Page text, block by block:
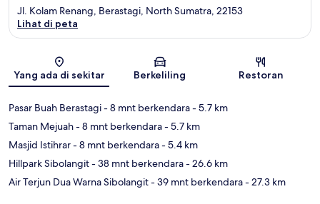
Peta
Jl. Kolam Renang, Berastagi, North Sumatra, 22153
Lihat di peta
Yang ada di sekitar Berkeliling Restoran
Pasar Buah Berastagi- 8 mnt berkendara- 5.7 km
Taman Mejuah- 8 mnt berkendara- 5.7 km
Masjid Istihrar- 8 mnt berkendara- 5.4 km
Hillpark Sibolangit- 38 mnt berkendara- 26.6 km
Air Terjun Dua Warna Sibolangit- 39 mnt berkendara- 27.3 km